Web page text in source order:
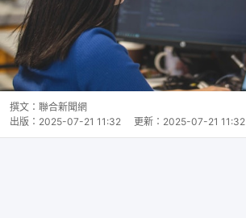
撰文： 聯合新聞網
出版： 2025-07-21 11:32 更新： 2025-07-21 11:32